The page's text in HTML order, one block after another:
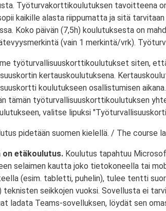
Työturvakorttikoulutuksen tavoitteena
kaikille alasta riippumatta ja sitä
Koko päivän (7,5h) koulutuksesta on
(vain 1 merkintä/vrk).
työturvallisuuskorttikoulutukset siten,
kertauskoulutuksena.
koulutukseen osallistumisen
tämän työturvallisuuskorttikoulutuksen
valitse lipuksi
pidetään suomen kielellä. / The course
on etäkoulutus. Koulutus tapahtuu
selaimen kautta joko tietokoneella tai
(esim. tabletti, puhelin), tulee tentti
teknisten seikkojen vuoksi. Sovellusta ei
ladata Teams-sovelluksen, löydät sen